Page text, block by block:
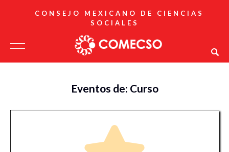
CONSEJO MEXICANO DE CIENCIAS
SOCIALES
Eventos de: Curso